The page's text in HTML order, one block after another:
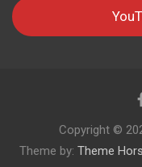
Copyright ©
Theme by: Theme